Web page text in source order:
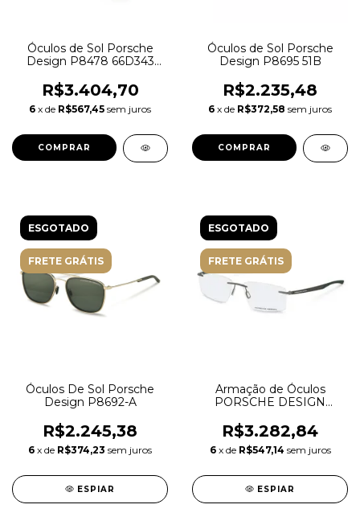
Óculos de Sol Porsche
Design P8478 66D343
intercambiáveis nas cores
Preta e Espelhada
R$3.404,70
6 x de R$567,45 sem juros
Óculos de Sol Porsche
Design P8695 51B
R$2.235,48
6 x de R$372,58 sem juros
ESGOTADO
FRETE GRÁTIS
Óculos De Sol Porsche
Design P8692-A
R$2.245,38
6 x de R$374,23 sem juros
ESPIAR
ESGOTADO
FRETE GRÁTIS
Armação de Óculos
PORSCHE DESIGN
R$3.282,84
6 x de R$547,14 sem juros
ESPIAR